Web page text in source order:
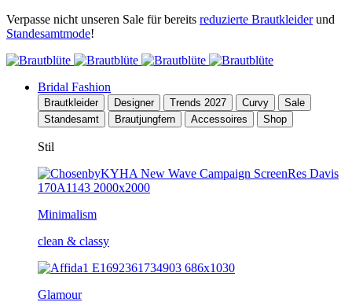
Verpasse nicht unseren Sale für bereits reduzierte Brautkleiderund
Standesamtmode!
Bridal Fashion
Brautkleider Designer Trends 2027 Curvy
Sale
Standesamt
Brautjungfern Accessoires Shop
Stil
Minimalism
clean & classy
Glamour